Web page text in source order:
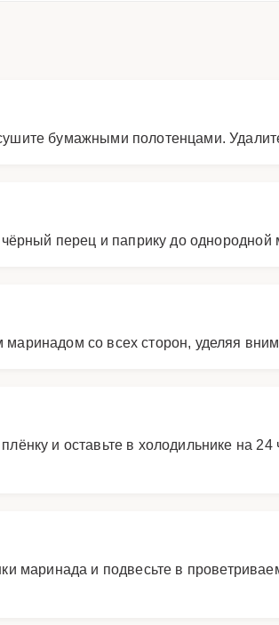
бумажными полотенцами.
перец и паприку до однородной
со всех сторон, уделяя
и оставьте в холодильнике на 24
маринада и подвесьте в